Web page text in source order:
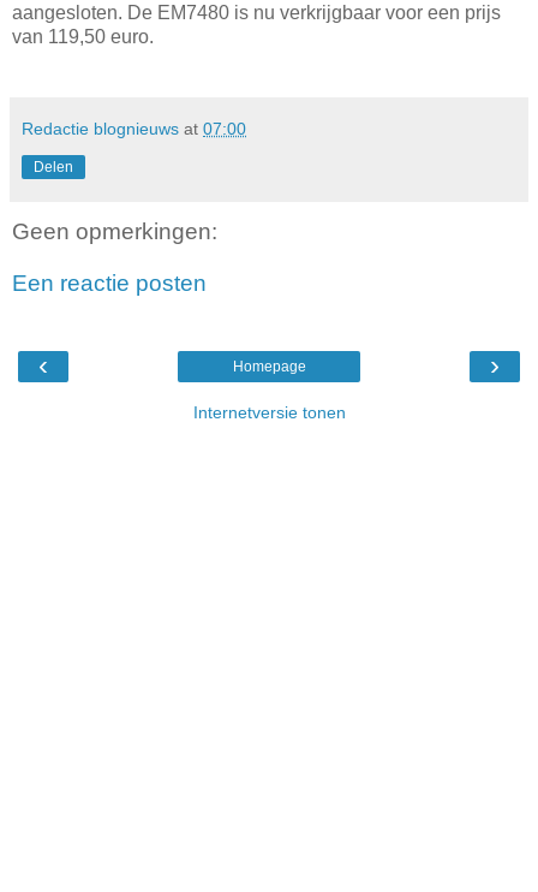
aangesloten. De EM7480 is nu verkrijgbaar voor een prijs
van 119,50 euro.
Redactie blognieuws at 07:00
Delen
Geen opmerkingen:
Een reactie posten
‹ ›
Homepage
Internetversie tonen